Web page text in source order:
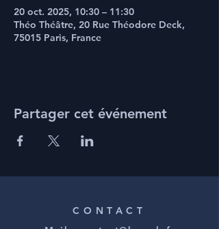
20 oct. 2025, 10:30 – 11:30
Théo Théâtre, 20 Rue Théodore Deck,
75015 Paris, France
Partager cet événement
CONTACT